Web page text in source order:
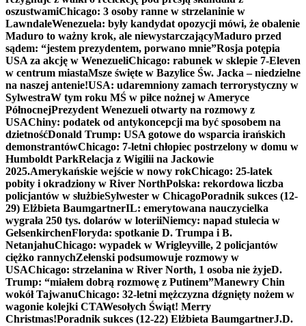
oszustwamiChicago: 3 osoby ranne w strzelaninie w
LawndaleWenezuela: były kandydat opozycji mówi, że obalenie
Maduro to ważny krok, ale niewystarczającyMaduro przed
sądem: “jestem prezydentem, porwano mnie”Rosja potępia
USA za akcję w WenezueliChicago: rabunek w sklepie 7-Eleven
w centrum miastaMsze święte w Bazylice Św. Jacka – niedzielne
na naszej antenie!USA: udaremniony zamach terrorystyczny w
SylwestraW tym roku MŚ w piłce nożnej w Ameryce
PółnocnejPrezydent Wenezueli otwarty na rozmowy z
USAChiny: podatek od antykoncepcji ma być sposobem na
dzietnośćDonald Trump: USA gotowe do wsparcia irańskich
demonstrantówChicago: 7-letni chłopiec postrzelony w domu w
Humboldt ParkRelacja z Wigilii na Jackowie
2025.Amerykańskie wejście w nowy rokChicago: 25-latek
pobity i okradziony w River NorthPolska: rekordowa liczba
policjantów w służbieSylwester w ChicagoPoradnik sukces (12-
29) Elżbieta BaumgartnerIL: emerytowana nauczycielka
wygrała 250 tys. dolarów w loteriiNiemcy: napad stulecia w
GelsenkirchenFloryda: spotkanie D. Trumpa i B.
NetanjahuChicago: wypadek w Wrigleyville, 2 policjantów
ciężko rannychZełenski podsumowuje rozmowy w
USAChicago: strzelanina w River North, 1 osoba nie żyjeD.
Trump: “miałem dobrą rozmowę z Putinem”Manewry Chin
wokół TajwanuChicago: 32-letni mężczyzna dźgnięty nożem w
wagonie kolejki CTAWesołych Świąt! Merry
Christmas!Poradnik sukces (12-22) Elżbieta BaumgartnerJ.D.